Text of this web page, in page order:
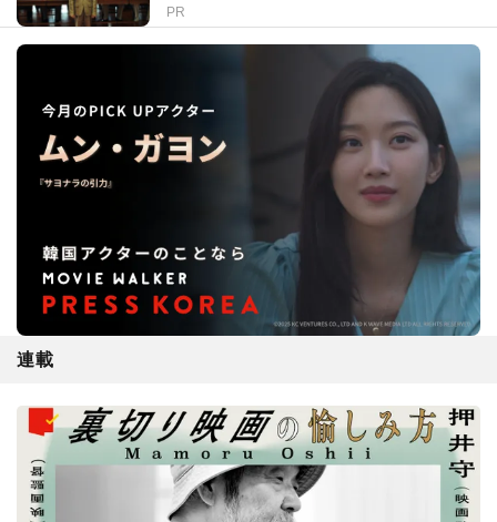
PR
連載